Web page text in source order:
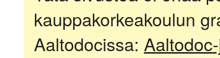
kauppakorkeakoulun
Aaltodocissa: